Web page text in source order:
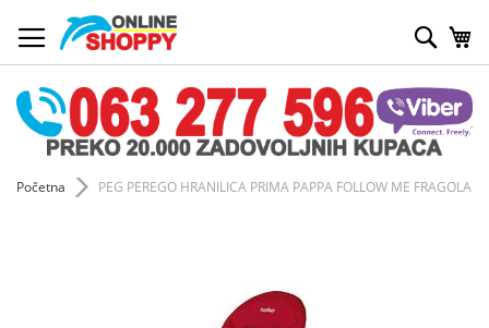
to
Content
Početna PEG PEREGO HRANILICA PRIMA PAPPA FOLLOW ME FRAGOLA